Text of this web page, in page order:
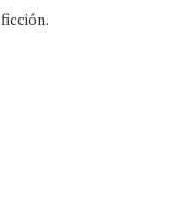
ficción.